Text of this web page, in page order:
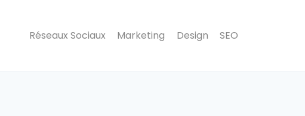
Réseaux Sociaux Marketing Design SEO